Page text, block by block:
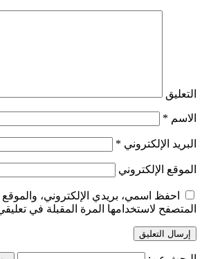
التعليق
الاسم *
البريد الإلكتروني *
الموقع الإلكتروني
احفظ اسمي، بريدي الإلكتروني، والموقع
المتصفح لاستخدامها المرة المقبلة في